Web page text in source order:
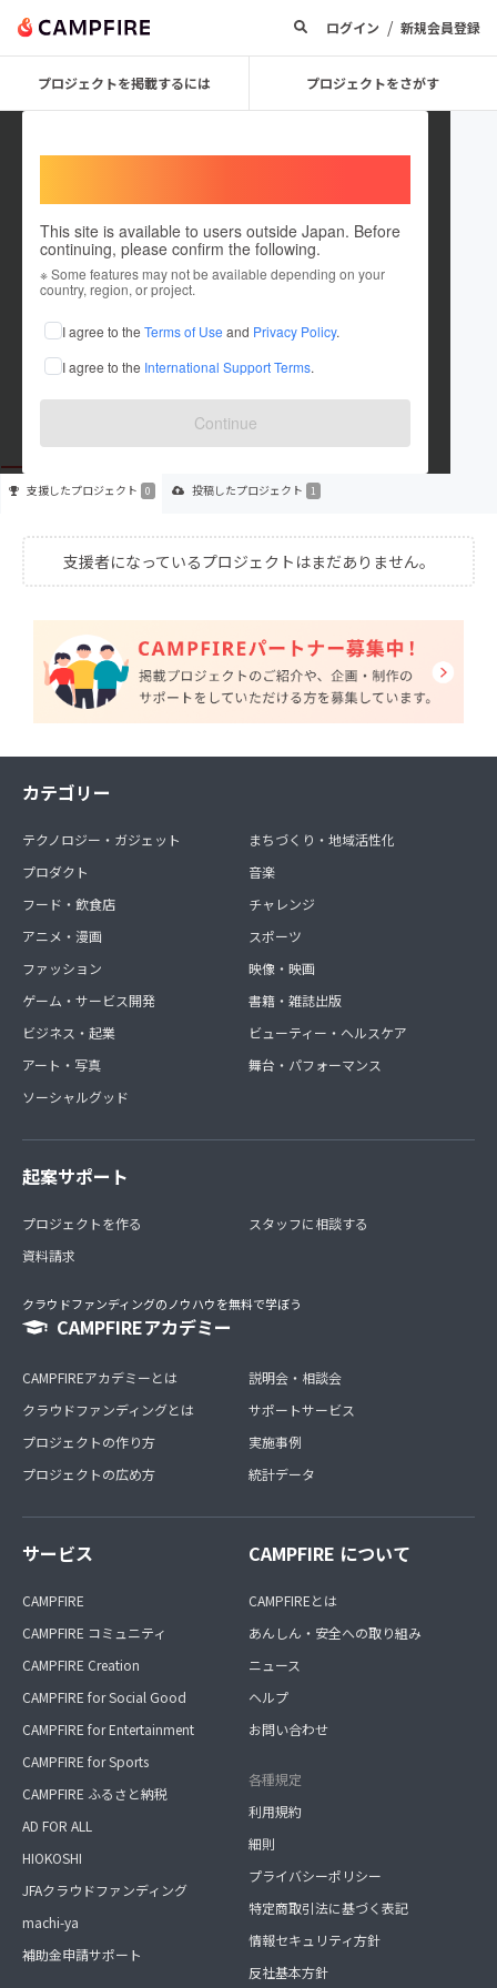
ログイン / 新規会員登録
プロジェクトを掲載するには プロジェクトをさがす
This site is available to users outside Japan. Before
continuing, please confirm the following.
※ Some features may not be available depending on your
country, region, or project.
I agree to the Terms of Use and Privacy Policy.
I agree to the International Support Terms.
Continue
onedish2025
これまでに1件のプロジェクトを投稿しています
在住国：日本 現在地：兵庫県
出身国：日本 出身地：兵庫県
支援したプロジェクト 0 投稿したプロジェクト 1
支援者になっているプロジェクトはまだありません。
カテゴリー
テクノロジー・ガジェット
プロダクト
フード・飲食店
アニメ・漫画
ファッション
ゲーム・サービス開発
ビジネス・起業
アート・写真
ソーシャルグッド
まちづくり・地域活性化
音楽
チャレンジ
スポーツ
映像・映画
書籍・雑誌出版
ビューティー・ヘルスケア
舞台・パフォーマンス
起案サポート
プロジェクトを作る
資料請求
スタッフに相談する
クラウドファンディングのノウハウを無料で学ぼう
CAMPFIREアカデミー
CAMPFIREアカデミーとは
クラウドファンディングとは
プロジェクトの作り方
プロジェクトの広め方
説明会・相談会
サポートサービス
実施事例
統計データ
サービス
CAMPFIRE
CAMPFIRE コミュニティ
CAMPFIRE Creation
CAMPFIRE for Social Good
CAMPFIRE for Entertainment
CAMPFIRE for Sports
CAMPFIRE ふるさと納税
AD FOR ALL
HIOKOSHI
JFAクラウドファンディング
machi-ya
補助金申請サポート
CAMPFIRE について
CAMPFIREとは
あんしん・安全への取り組み
ニュース
ヘルプ
お問い合わせ
各種規定
利用規約
細則
プライバシーポリシー
特定商取引法に基づく表記
情報セキュリティ方針
反社基本方針